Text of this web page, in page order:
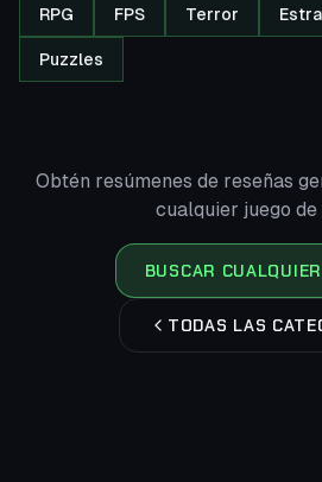
RPG FPS Terror
Puzzles
Obtén resúmenes de reseñas
cualquier juego de
BUSCAR
TODAS LAS